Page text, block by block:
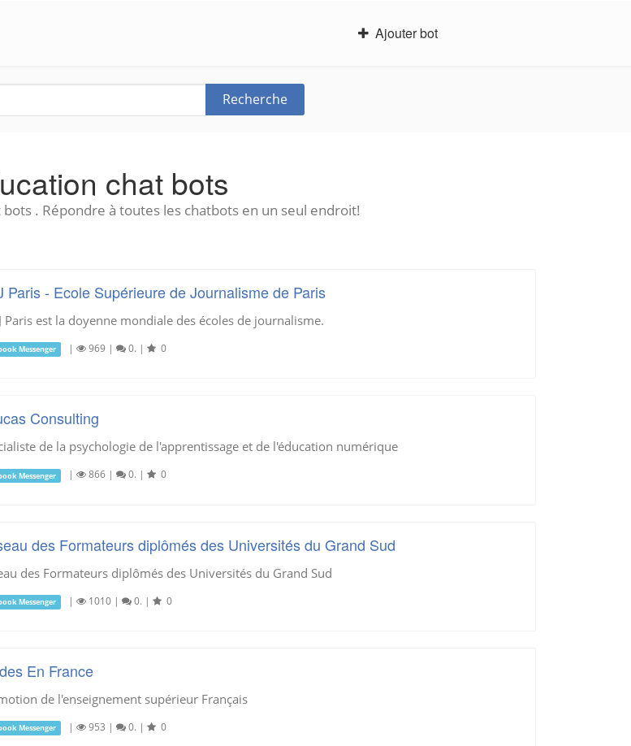
Ajouter bot
Recherche
chat bots
. Répondre à toutes les chatbots en un seul endroit!
Paris - Ecole Supérieure de Journalisme de Paris
Paris est la doyenne mondiale des écoles de journalisme.
Messenger | 969| 0. | 0
Consulting
de la psychologie de l'apprentissage et de l'éducation numérique
Messenger | 866| 0. | 0
des Formateurs diplômés des Universités du Grand Sud
des Formateurs diplômés des Universités du Grand Sud
Messenger | 1010| 0. | 0
En France
de l'enseignement supérieur Français
Messenger | 953 | 0. | 0